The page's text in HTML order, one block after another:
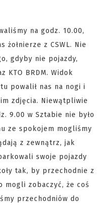
na godz. 10.00,
z CSWL. Nie
gdyby nie pojazdy,
KTO BRDM. Widok
powalił nas na nogi i
zdjęcia. Niewątpliwie
9.00 w Sztabie nie było
ze spokojem mogliśmy
z zewnątrz, jak
swoje pojazdy
tak, by przechodnie z
mogli zobaczyć, że coś
przechodniów do